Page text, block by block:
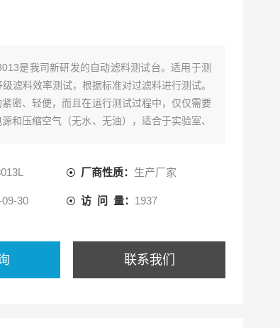
是我司新研发的自动滤料测试台。适用于测
滤料效率测试，根据标准对过滤料进行测试。
密、轻便，而且在运行测试过程中，仅仅需要
和压缩空气（无水、无油），适合于实验室、
防护用品-自吸过滤式防颗粒物呼吸器
厂商性质： 生产厂家
09-30 访 问 量： 1937
联系我们